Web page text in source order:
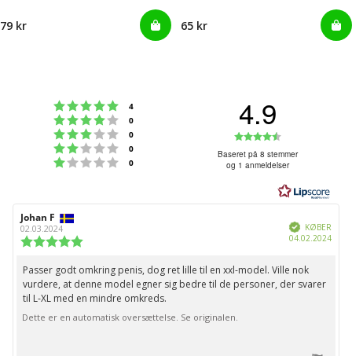
79 kr 65 kr
Vurdering:5 ud af 5 stjerner
4
Vurdering:4 ud af 5 stjerner
0
Vurdering:3 ud af 5 stjerner
0
Vurdering:2 ud af 5 stjerner
0
Vurdering:1 ud af 5 stjerner
0
4.9
ud
af
5
Baseret på 8 stemmer
og 1 anmeldelser
Forfatter
af
bedømmelsen:
Johan F
02.03.2024
ud
af
5
stjerner
Verificeret
KØBER
04.02.2024
Tekst
til
bedømmelsen:
Passer godt omkring penis, dog ret lille til en xxl-model. Ville nok
vurdere, at denne model egner sig bedre til de personer, der svarer
til L-XL med en mindre omkreds.
Dette er en automatisk oversættelse. Se originalen.